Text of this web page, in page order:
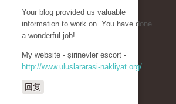
Your blog provided us valuable
information to work on. You have done
a wonderful job!
My website - şirinevler escort -
http://www.uluslararasi-nakliyat.org/
回复